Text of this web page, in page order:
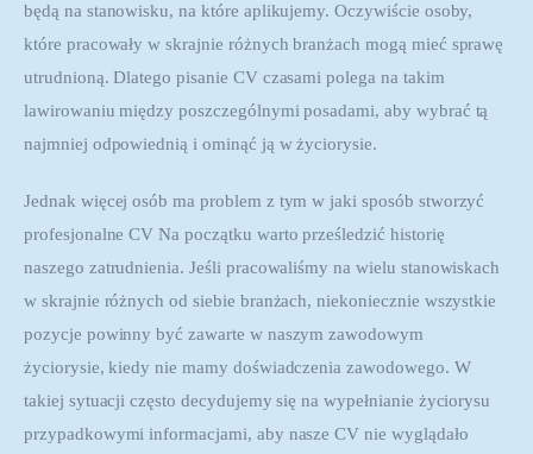
będą na stanowisku, na które aplikujemy. Oczywiście osoby,
które pracowały w skrajnie różnych branżach mogą mieć sprawę
utrudnioną. Dlatego pisanie CV czasami polega na takim
lawirowaniu między poszczególnymi posadami, aby wybrać tą
najmniej odpowiednią i ominąć ją w życiorysie.
Jednak więcej osób ma problem z tym w jaki sposób stworzyć
profesjonalne CV Na początku warto prześledzić historię
naszego zatrudnienia. Jeśli pracowaliśmy na wielu stanowiskach
w skrajnie różnych od siebie branżach, niekoniecznie wszystkie
pozycje powinny być zawarte w naszym zawodowym
życiorysie, kiedy nie mamy doświadczenia zawodowego. W
takiej sytuacji często decydujemy się na wypełnianie życiorysu
przypadkowymi informacjami, aby nasze CV nie wyglądało